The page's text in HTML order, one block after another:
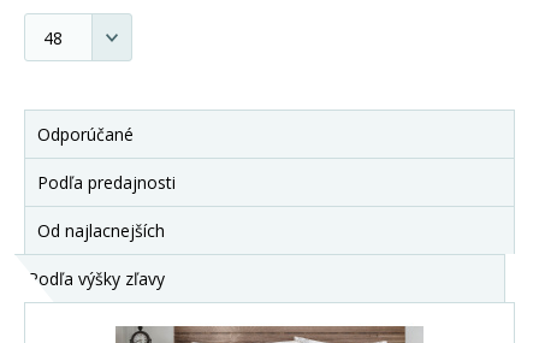
Odporúčané
Podľa predajnosti
Od najlacnejších
Podľa výšky zľavy